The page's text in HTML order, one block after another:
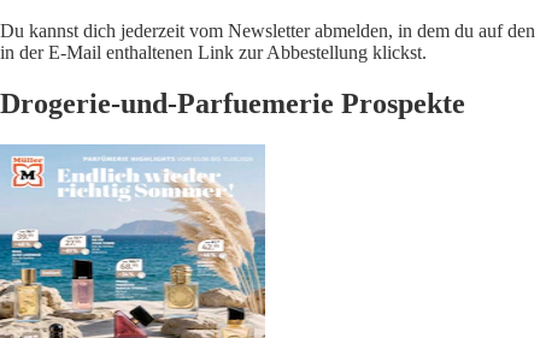
Du kannst dich jederzeit vom Newsletter abmelden, in dem du auf den
in der E-Mail enthaltenen Link zur Abbestellung klickst.
Drogerie-und-Parfuemerie Prospekte